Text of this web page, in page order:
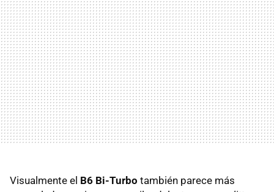
Visualmente el B6 Bi-Turbo también parece más